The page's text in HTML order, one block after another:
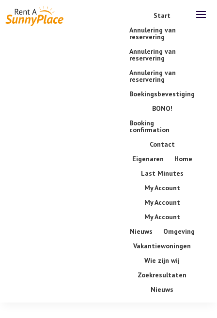
Start
Annulering van
reservering
Annulering van
reservering
Annulering van
reservering
Boekingsbevestiging
BONO!
Booking
confirmation
Contact
Eigenaren
Home
Last Minutes
My Account
My Account
My Account
Nieuws
Omgeving
Vakantiewoningen
Wie zijn wij
Zoekresultaten
Nieuws